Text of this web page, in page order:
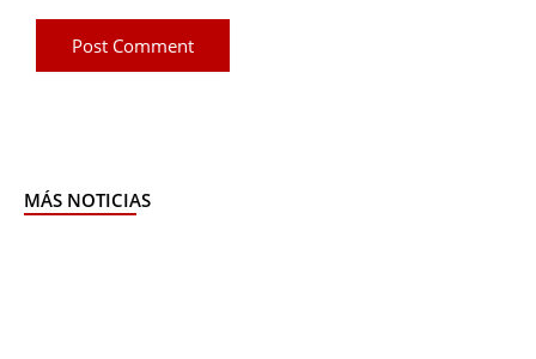
MÁS NOTICIAS